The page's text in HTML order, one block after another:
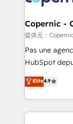
voice in your
Huble has
One
across offices
Canada,
South Africa. Certified compliant with ISO/IEC
international
Copernic -
提供元：
Pas une
HubSpot
clients, un
HubSpot un
organisation.
vos
Elite4.9